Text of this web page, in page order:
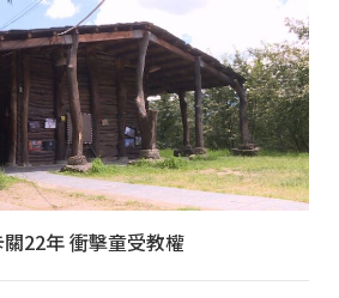
22年 衝擊童受教權